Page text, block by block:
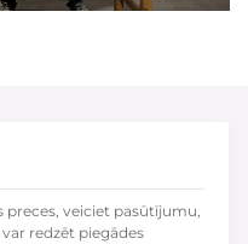
preces, veiciet pasūtījumu,
redzēt piegādes